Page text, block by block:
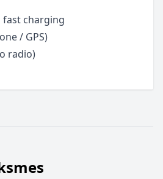
charging
/ GPS)
radio)